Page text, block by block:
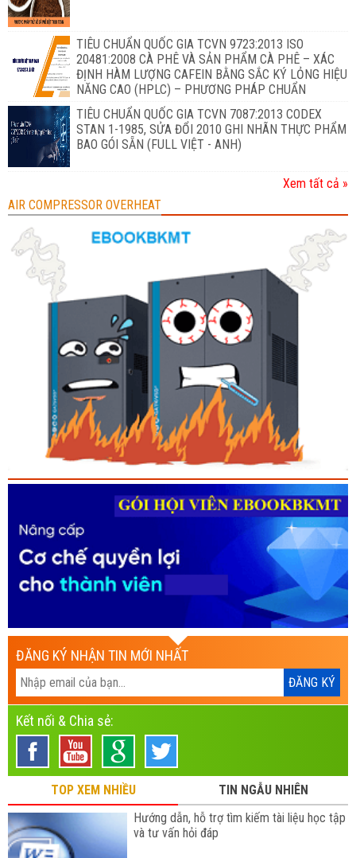
TIÊU CHUẨN QUỐC GIA TCVN 9723:2013 ISO
20481:2008 CÀ PHÊ VÀ SẢN PHẨM CÀ PHÊ – XÁC
ĐỊNH HÀM LƯỢNG CAFEIN BẰNG SẮC KÝ LỎNG HIỆU
NĂNG CAO (HPLC) – PHƯƠNG PHÁP CHUẨN
TIÊU CHUẨN QUỐC GIA TCVN 7087:2013 CODEX
STAN 1-1985, SỬA ĐỔI 2010 GHI NHÃN THỰC PHẨM
BAO GÓI SẴN (FULL VIỆT - ANH)
Xem tất cả »
AIR COMPRESSOR OVERHEAT
ĐĂNG KÝ NHẬN TIN MỚI NHẤT
Kết nối & Chia sẻ:
TOP XEM NHIỀU
TIN NGẪU NHIÊN
Hướng dẫn, hỗ trợ tìm kiếm tài liệu học tập
và tư vấn hỏi đáp